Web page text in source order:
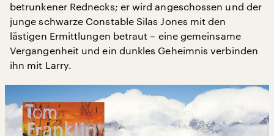
betrunkener Rednecks; er wird angeschossen und der
junge schwarze Constable Silas Jones mit den
lästigen Ermittlungen betraut – eine gemeinsame
Vergangenheit und ein dunkles Geheimnis verbinden
ihn mit Larry.